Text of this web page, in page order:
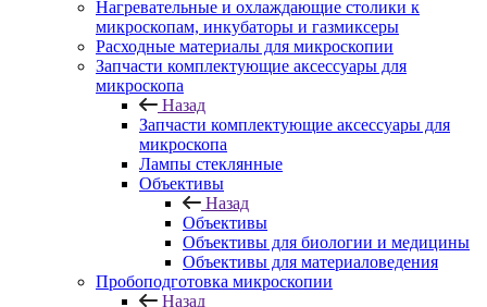
Нагревательные и охлаждающие столики к
микроскопам, инкубаторы и газмиксеры
Расходные материалы для микроскопии
Запчасти комплектующие аксессуары для
микроскопа
Назад
Запчасти комплектующие аксессуары для
микроскопа
Лампы стеклянные
Объективы
Назад
Объективы
Объективы для биологии и медицины
Объективы для материаловедения
Пробоподготовка микроскопии
Назад